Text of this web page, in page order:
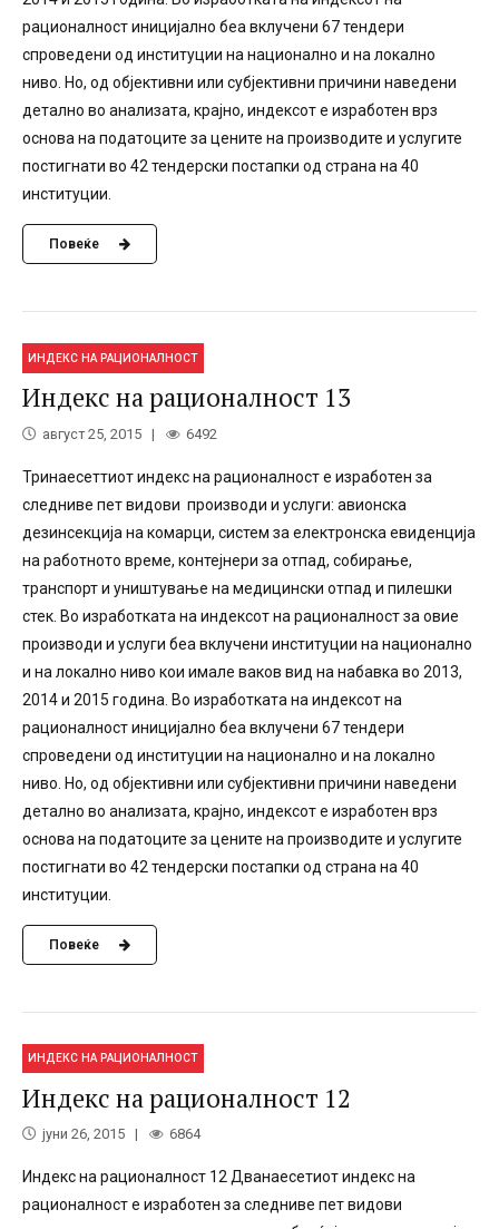
рационалност иницијално беа вклучени 67 тендери
спроведени од институции на национално и на локално
ниво. Но, од објективни или субјективни причини наведени
детално во анализата, крајно, индексот е изработен врз
основа на податоците за цените на производите и услугите
постигнати во 42 тендерски постапки од страна на 40
институции.
Повеќе
ИНДЕКС НА РАЦИОНАЛНОСТ
Индекс на рационалност 13
август 25, 2015 6492
Тринаесеттиот индекс на рационалност е изработен за
следниве пет видови производи и услуги: авионска
дезинсекција на комарци, систем за електронска евиденција
на работното време, контејнери за отпад, собирање,
транспoрт и уништување на медицински отпад и пилешки
стек. Во изработката на индексот на рационалност за овие
производи и услуги беа вклучени институции на национално
и на локално ниво кои имале ваков вид на набавка во 2013,
2014 и 2015 година. Во изработката на индексот на
рационалност иницијално беа вклучени 67 тендери
спроведени од институции на национално и на локално
ниво. Но, од објективни или субјективни причини наведени
детално во анализата, крајно, индексот е изработен врз
основа на податоците за цените на производите и услугите
постигнати во 42 тендерски постапки од страна на 40
институции.
Повеќе
ИНДЕКС НА РАЦИОНАЛНОСТ
Индекс на рационалност 12
јуни 26, 2015 6864
Индекс на рационалност 12 Дванаесетиот индекс на
рационалност е изработен за следниве пет видови